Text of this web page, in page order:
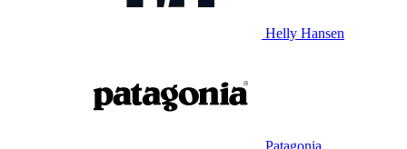
Helly Hansen
Patagonia